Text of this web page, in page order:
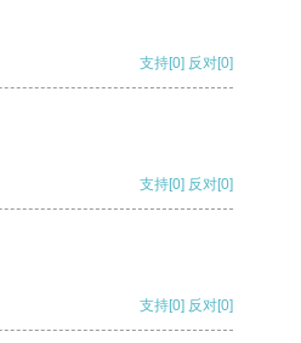
支持[0] 反对[0]
支持[0] 反对[0]
支持[0] 反对[0]